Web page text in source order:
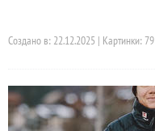
Создано в: 22.12.2025 | Картинки: 79